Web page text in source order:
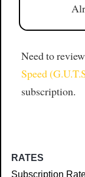
Need to
Speed
subscription.
RATES
Subscription